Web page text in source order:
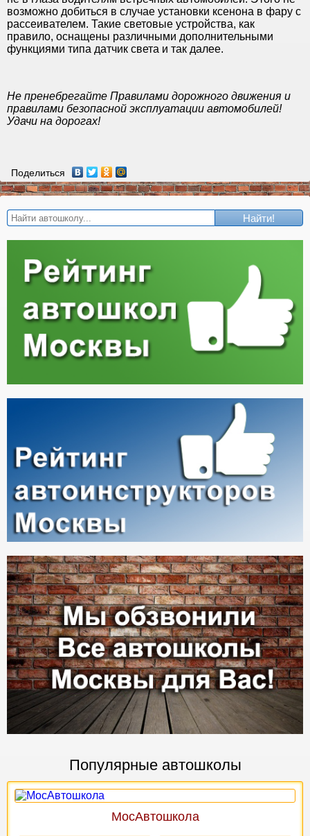
возможно добиться в случае установки ксенона в фару с
рассеивателем. Такие световые устройства, как
правило, оснащены различными дополнительными
функциями типа датчик света и так далее.
Не пренебрегайте Правилами дорожного движения и
правилами безопасной эксплуатации автомобилей!
Удачи на дорогах!
Поделиться
Найти!
Популярные автошколы
МосАвтошкола